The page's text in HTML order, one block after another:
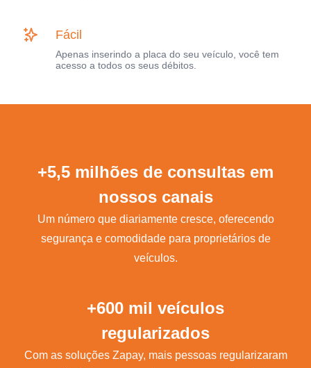
Fácil
Apenas inserindo a placa do seu veículo, você tem
acesso a todos os seus débitos.
+5,5 milhões de consultas em
nossos canais
Um número que diariamente cresce, oferecendo
segurança e comodidade para proprietários de
veículos.
+600 mil veículos
regularizados
Com as soluções Zapay, mais pessoas regularizaram